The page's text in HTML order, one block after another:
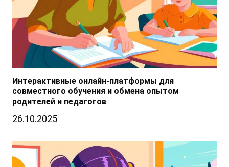
Интерактивные онлайн-платформы для
совместного обучения и обмена опытом
родителей и педагогов
26.10.2025